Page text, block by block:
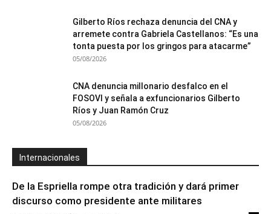
Gilberto Ríos rechaza denuncia del CNA y
arremete contra Gabriela Castellanos: “Es una
tonta puesta por los gringos para atacarme”
05/08/2026
CNA denuncia millonario desfalco en el
FOSOVI y señala a exfuncionarios Gilberto
Ríos y Juan Ramón Cruz
05/08/2026
Internacionales
De la Espriella rompe otra tradición y dará primer
discurso como presidente ante militares